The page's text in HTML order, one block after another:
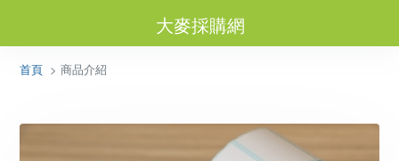
大麥採購網
首頁 > 商品介紹